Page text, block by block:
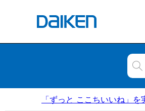
「ずっと ここちいいね」